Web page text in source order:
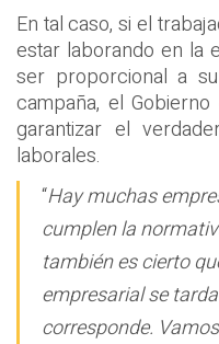
En tal caso, si el
estar laborando en la
ser proporcional a
campaña, el
garantizar el
laborales.
“Hay muchas
cumplen la
también es cierto
empresarial se
corresponde.